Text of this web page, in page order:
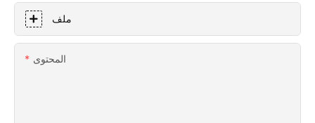
ملف
المحتوى